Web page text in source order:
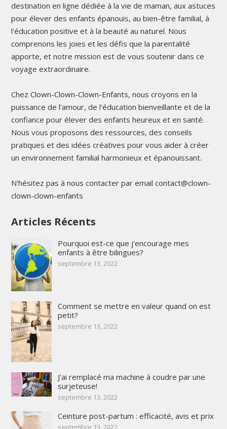
destination en ligne dédiée à la vie de maman, aux astuces
pour élever des enfants épanouis, au bien-être familial, à
l'éducation positive et à la beauté au naturel. Nous
comprenons les joies et les défis que la parentalité
apporte, et notre mission est de vous soutenir dans ce
voyage extraordinaire.
Chez Clown-Clown-Clown-Enfants, nous croyons en la
puissance de l'amour, de l'éducation bienveillante et de la
confiance pour élever des enfants heureux et en santé.
Nous vous proposons des ressources, des conseils
pratiques et des idées créatives pour vous aider à créer
un environnement familial harmonieux et épanouissant.
N'hésitez pas à nous contacter par email contact@clown-
clown-clown-enfants
Articles Récents
Pourquoi est-ce que j'encourage mes
enfants à être bilingues?
septembre 13, 2022
Comment se mettre en valeur quand on est
petit?
septembre 13, 2022
J'ai remplacé ma machine à coudre par une
surjeteuse!
septembre 13, 2022
Ceinture post-partum : efficacité, avis et prix
septembre 13, 2022